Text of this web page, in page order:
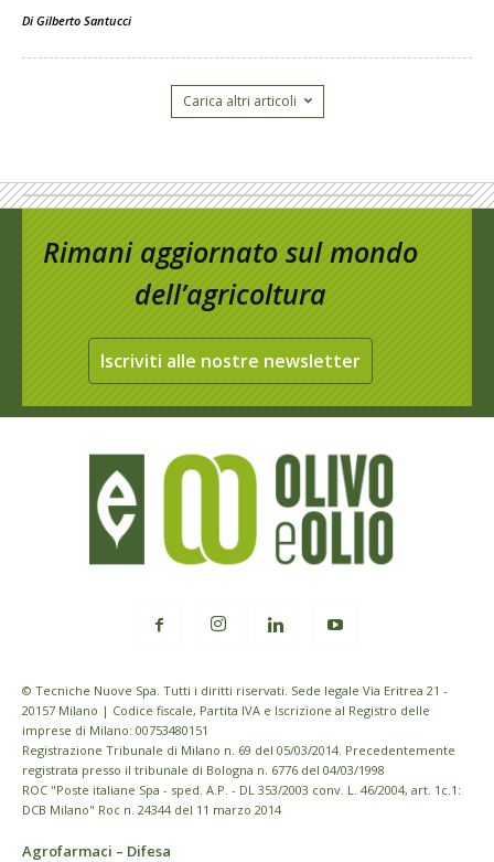
Di Gilberto Santucci
Carica altri articoli
Rimani aggiornato sul mondo
dell’agricoltura
Iscriviti alle nostre newsletter
© Tecniche Nuove Spa. Tutti i diritti riservati. Sede legale Via Eritrea 21 -
20157 Milano | Codice fiscale, Partita IVA e Iscrizione al Registro delle
imprese di Milano: 00753480151
Registrazione Tribunale di Milano n. 69 del 05/03/2014. Precedentemente
registrata presso il tribunale di Bologna n. 6776 del 04/03/1998
ROC "Poste italiane Spa - sped. A.P. - DL 353/2003 conv. L. 46/2004, art. 1c.1:
DCB Milano" Roc n. 24344 del 11 marzo 2014
Agrofarmaci – Difesa